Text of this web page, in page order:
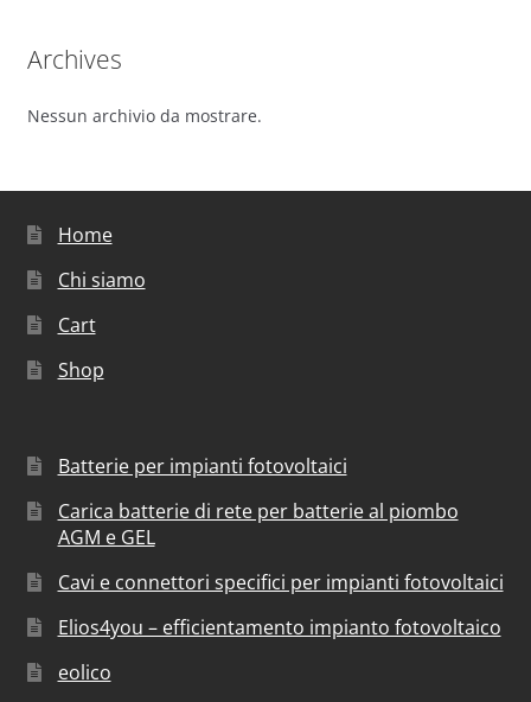
Archives
Nessun archivio da mostrare.
Home
Chi siamo
Cart
Shop
Batterie per impianti fotovoltaici
Carica batterie di rete per batterie al piombo
AGM e GEL
Cavi e connettori specifici per impianti fotovoltaici
Elios4you – efficientamento impianto fotovoltaico
eolico